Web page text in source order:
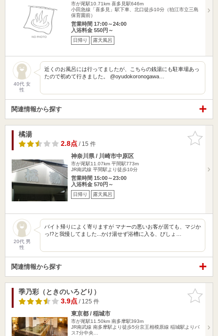
市が尾駅10.71km 喜多見駅646m
小田急線「喜多見」駅下車、北口徒歩10分（狛江市立三島
保育園前）
営業時間 17:00～24:00
入浴料金 550円～
日帰り 露天風呂
40代 女
性
近くのお風呂には行ってましたが、こちらの銭湯にも駐車場あっ
たので初めて行きました。 @oyudokoronogawa…
関連情報から探す
お気に入
りに追加
橘湯
2.8点/ 15 件
神奈川県 / 川崎市中原区
市が尾駅11.07km 平間駅773m
JR南武線 平間駅より徒歩10分
営業時間 15:00～23:00
入浴料金 570円～
日帰り 露天風呂
20代 男
性
バイト帰りによく寄りますが マナーの悪いお客が居ても、マジか
っ!?と我慢してました...かけ湯せず浴槽に入る、びしょ…
関連情報から探す
お気に入
りに追加
季乃彩（ときのいろどり）
3.9点/ 125 件
東京都 / 稲城市
市が尾駅11.50km 南多摩駅393m
JR南武線 南多摩駅より徒歩5分京王相模原線 稲城駅よりバ
ス7分中央…